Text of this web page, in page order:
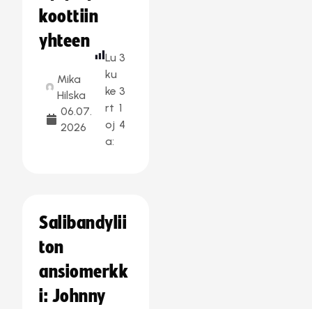
koottiin
yhteen
Mika
Hilska
06.07.
2026
Lu
ku
ke
rt
oj
a:
3
3
1
4
Salibandylii
ton
ansiomerkk
i: Johnny